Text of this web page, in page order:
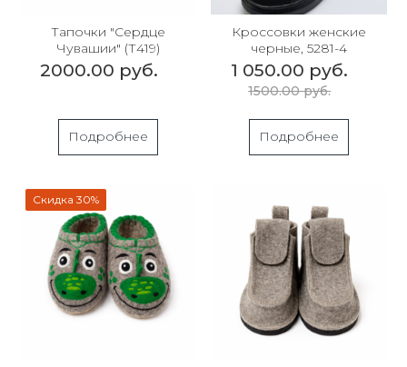
Тапочки "Сердце
Чувашии" (Т419)
2000.00 руб.
Подробнее
Кроссовки женские
черные, 5281-4
1 050.00 руб.
1500.00 руб.
Подробнее
Скидка 30%